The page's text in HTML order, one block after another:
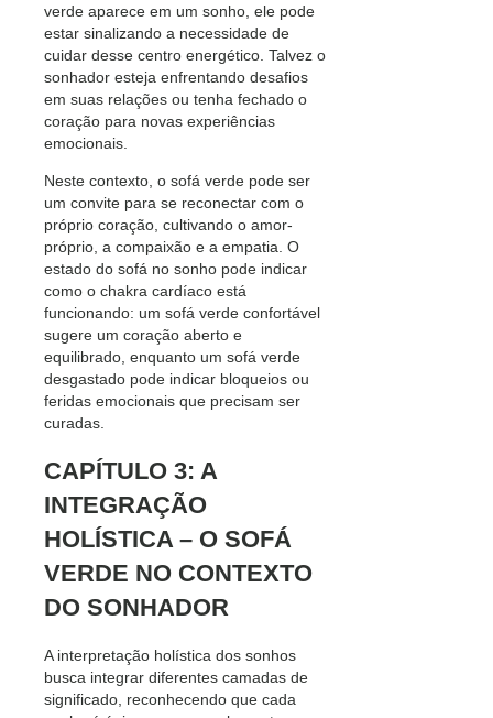
verde aparece em um sonho, ele pode
estar sinalizando a necessidade de
cuidar desse centro energético. Talvez o
sonhador esteja enfrentando desafios
em suas relações ou tenha fechado o
coração para novas experiências
emocionais.
Neste contexto, o sofá verde pode ser
um convite para se reconectar com o
próprio coração, cultivando o amor-
próprio, a compaixão e a empatia. O
estado do sofá no sonho pode indicar
como o chakra cardíaco está
funcionando: um sofá verde confortável
sugere um coração aberto e
equilibrado, enquanto um sofá verde
desgastado pode indicar bloqueios ou
feridas emocionais que precisam ser
curadas.
CAPÍTULO 3: A
INTEGRAÇÃO
HOLÍSTICA – O SOFÁ
VERDE NO CONTEXTO
DO SONHADOR
A interpretação holística dos sonhos
busca integrar diferentes camadas de
significado, reconhecendo que cada